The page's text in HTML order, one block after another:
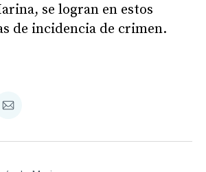
se logran en estos
de incidencia de crimen.
Compartir
Email